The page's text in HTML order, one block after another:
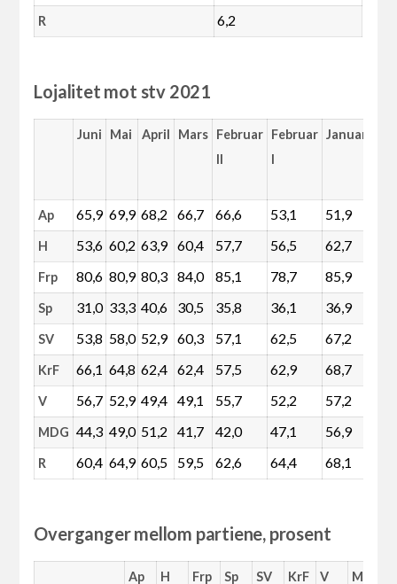
R 6,2
Lojalitet mot stv 2021
Juni Mai April Mars Februar
II
Februar
I
Januar
Ap 65,9 69,9 68,2 66,7 66,6 53,1 51,9
H 53,6 60,2 63,9 60,4 57,7 56,5 62,7
Frp 80,6 80,9 80,3 84,0 85,1 78,7 85,9
Sp 31,0 33,3 40,6 30,5 35,8 36,1 36,9
SV 53,8 58,0 52,9 60,3 57,1 62,5 67,2
KrF 66,1 64,8 62,4 62,4 57,5 62,9 68,7
V 56,7 52,9 49,4 49,1 55,7 52,2 57,2
MDG 44,3 49,0 51,2 41,7 42,0 47,1 56,9
R 60,4 64,9 60,5 59,5 62,6 64,4 68,1
Overganger mellom partiene, prosent
Ap H Frp Sp SV KrF V MDG